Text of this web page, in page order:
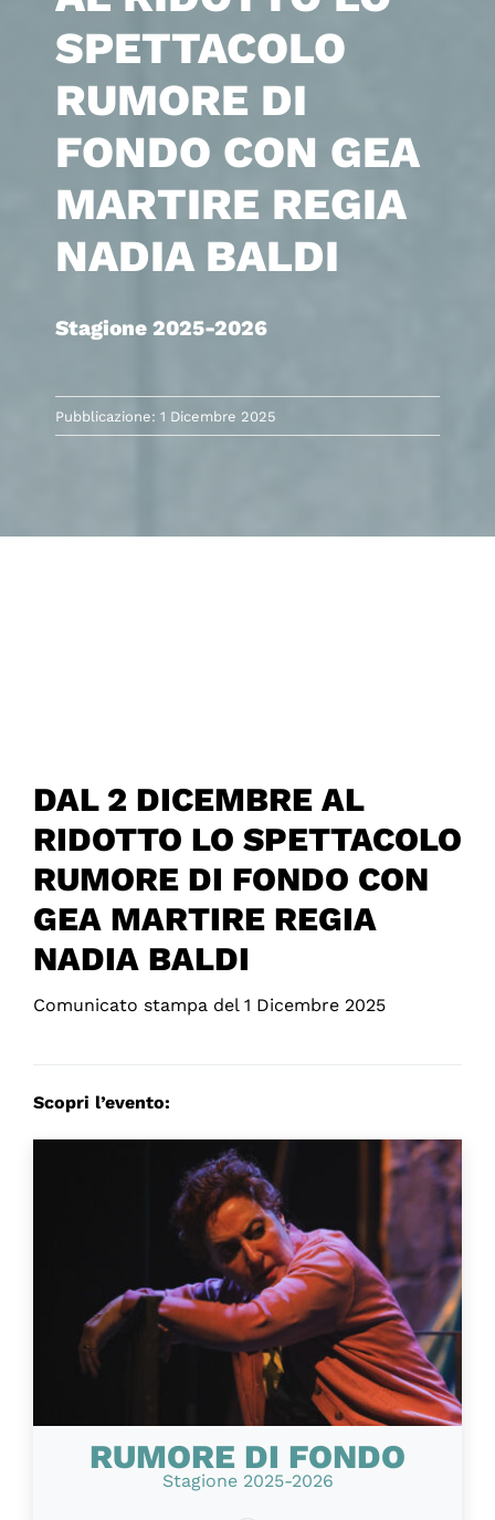
SPETTACOLO
RUMORE DI
FONDO CON GEA
MARTIRE REGIA
NADIA BALDI
Stagione 2025-2026
Pubblicazione: 1 Dicembre 2025
DAL 2 DICEMBRE AL
RIDOTTO LO SPETTACOLO
RUMORE DI FONDO CON
GEA MARTIRE REGIA
NADIA BALDI
Comunicato stampa del 1 Dicembre 2025
Scopri l’evento:
RUMORE DI FONDO
Stagione 2025-2026